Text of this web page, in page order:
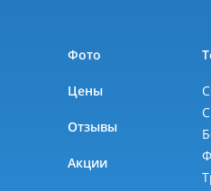
3
12к2
Фото
Цены
Отзывы
Акции